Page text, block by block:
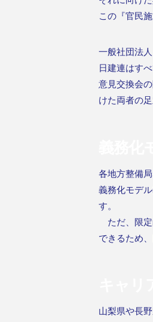
この『官民
一般社団法
日建連はす
意見交換会
けた両者の
各地方整備
義務化モデ
す。
ただ、限定
できるため
山梨県や長